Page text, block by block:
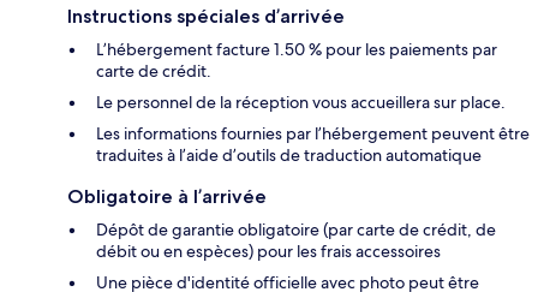
Instructions spéciales d’arrivée
L’hébergement facture 1.50 % pour les paiements par
carte de crédit.
Le personnel de la réception vous accueillera sur place.
Les informations fournies par l’hébergement peuvent être
traduites à l’aide d’outils de traduction automatique
Obligatoire à l’arrivée
Dépôt de garantie obligatoire (par carte de crédit, de
débit ou en espèces) pour les frais accessoires
Une pièce d'identité officielle avec photo peut être